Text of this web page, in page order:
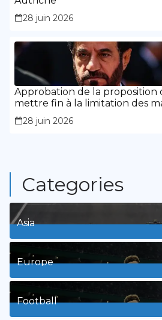
28 juin 2026
Approbation de la proposition
mettre fin à la limitation des
présidence
28 juin 2026
Categories
Asia
1Posts
Europe
3Posts
Football